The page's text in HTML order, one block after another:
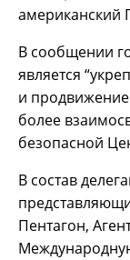
американский
В сообщении
является
и
более
безопасной
В состав
Пентагон,